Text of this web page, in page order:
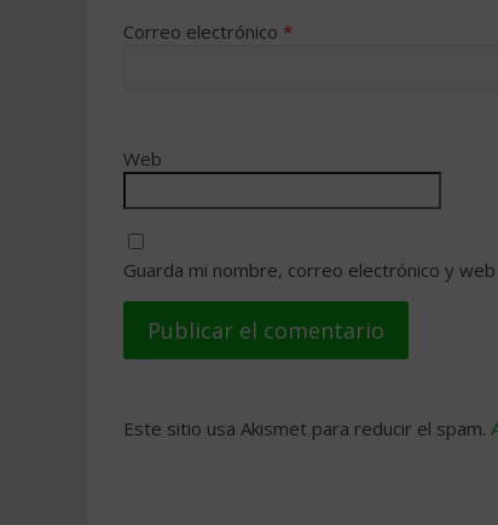
Correo electrónico *
Web
Guarda mi nombre, correo electrónico y
Este sitio usa Akismet para reducir el spam.